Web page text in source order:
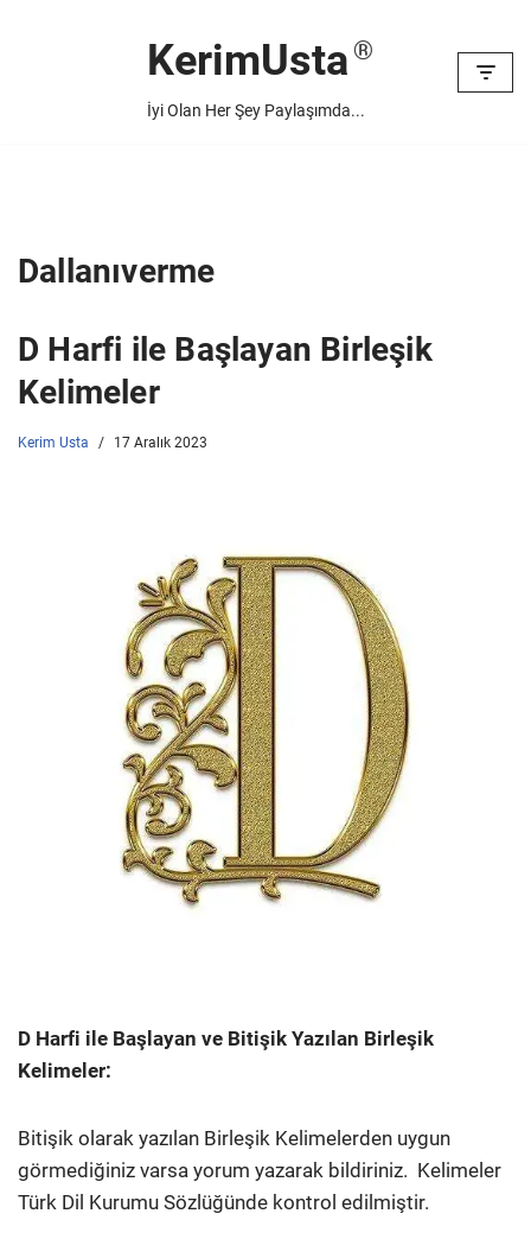
KerimUsta
İyi Olan Her Şey Paylaşımda...
Dallanıverme
D Harfi ile Başlayan Birleşik
Kelimeler
Kerim Usta 17 Aralık 2023
D Harfi ile Başlayan ve Bitişik Yazılan Birleşik
Kelimeler:
Bitişik olarak yazılan Birleşik Kelimelerden uygun
görmediğiniz varsa yorum yazarak bildiriniz. Kelimeler
Türk Dil Kurumu Sözlüğünde kontrol edilmiştir.